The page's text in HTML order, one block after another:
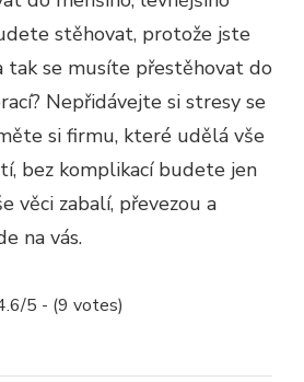
stěhovat, protože jste
tak se musíte přestěhovat do
Nepřidávejte si stresy se
si firmu, které udělá vše
bez komplikací budete jen
věci zabalí, převezou a
na vás.
5 - (9 votes)